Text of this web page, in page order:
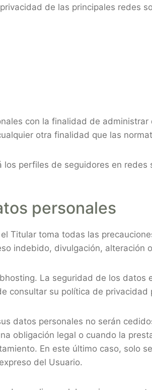
de las principales redes
con la finalidad de
otra finalidad que las
los perfiles de seguidores en
personales
Titular toma todas las
indebido, divulgación, alteración
La seguridad de los
consultar su política de privacidad
datos personales no serán
obligación legal o cuando la
En este último caso, solo
del Usuario.